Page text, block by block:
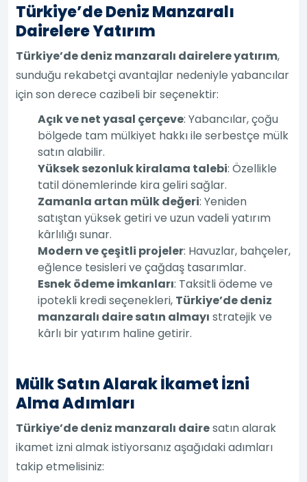
Türkiye’de Deniz Manzaralı
Dairelere Yatırım
Türkiye’de deniz manzaralı dairelere yatırım,
sunduğu rekabetçi avantajlar nedeniyle yabancılar
için son derece cazibeli bir seçenektir:
Açık ve net yasal çerçeve: Yabancılar, çoğu
bölgede tam mülkiyet hakkı ile serbestçe mülk
satın alabilir.
Yüksek sezonluk kiralama talebi: Özellikle
tatil dönemlerinde kira geliri sağlar.
Zamanla artan mülk değeri: Yeniden
satıştan yüksek getiri ve uzun vadeli yatırım
kârlılığı sunar.
Modern ve çeşitli projeler: Havuzlar, bahçeler,
eğlence tesisleri ve çağdaş tasarımlar.
Esnek ödeme imkanları: Taksitli ödeme ve
ipotekli kredi seçenekleri, Türkiye’de deniz
manzaralı daire satın almayı stratejik ve
kârlı bir yatırım haline getirir.
Mülk Satın Alarak İkamet İzni
Alma Adımları
Türkiye’de deniz manzaralı dairesatın alarak
ikamet izni almak istiyorsanız aşağıdaki adımları
takip etmelisiniz: